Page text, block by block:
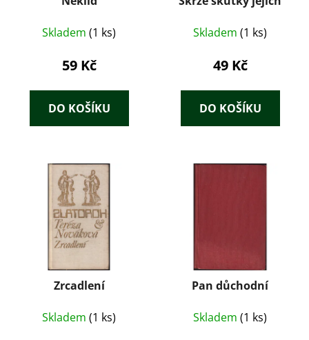
Skladem (1 ks)
59 Kč
DO KOŠÍKU
Skladem (1 ks)
49 Kč
DO KOŠÍKU
Zrcadlení
Skladem (1 ks)
Pan důchodní
Skladem (1 ks)